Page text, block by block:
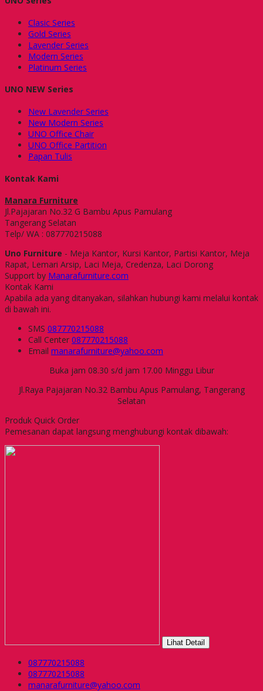
Clasic Series
Gold Series
Lavender Series
Modern Series
Platinum Series
UNO NEW Series
New Lavender Series
New Modern Series
UNO Office Chair
UNO Office Partition
Papan Tulis
Kontak Kami
Manara Furniture
Jl.Pajajaran No.32 G Bambu Apus Pamulang
Tangerang Selatan
Telp/ WA : 087770215088
Uno Furniture - Meja Kantor, Kursi Kantor, Partisi Kantor, Meja
Rapat, Lemari Arsip, Laci Meja, Credenza, Laci Dorong
Support by Manarafurniture.com
Kontak Kami
Apabila ada yang ditanyakan, silahkan hubungi kami melalui kontak
di bawah ini.
SMS 087770215088
Call Center 087770215088
Email manarafurniture@yahoo.com
Buka jam 08.30 s/d jam 17.00 Minggu Libur
Jl.Raya Pajajaran No.32 Bambu Apus Pamulang, Tangerang
Selatan
Produk Quick Order
Pemesanan dapat langsung menghubungi kontak dibawah:
Lihat Detail
087770215088
087770215088
manarafurniture@yahoo.com